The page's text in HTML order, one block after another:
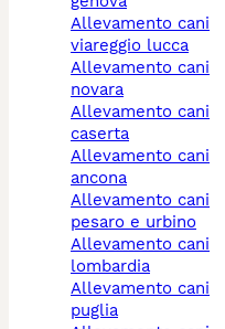
allevamento cani
viareggio lucca
allevamento cani
novara
allevamento cani
caserta
allevamento cani
ancona
allevamento cani
pesaro e urbino
allevamento cani
lombardia
allevamento cani
puglia